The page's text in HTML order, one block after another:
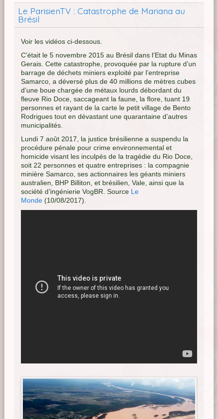
Le ParisienTV : Catastrophe de Mariana au
Brésil
Voir les vidéos ci-dessous.
C'était le 5 novembre 2015 au Brésil dans l’Etat du Minas
Gerais. Cette catastrophe, provoquée par la rupture d’un
barrage de déchets miniers exploité par l’entreprise
Samarco, a déversé plus de 40 millions de mètres cubes
d’une boue chargée de métaux lourds débordant du
fleuve Rio Doce, saccageant la faune, la flore, tuant 19
personnes et rayant de la carte le petit village de Bento
Rodrigues tout en dévastant une quarantaine d’autres
municipalités.
Lundi 7 août 2017, la justice brésilienne a suspendu la
procédure pénale pour crime environnemental et
homicide visant les inculpés de la tragédie du Rio Doce,
soit 22 personnes et quatre entreprises : la compagnie
minière Samarco, ses actionnaires les géants miniers
australien, BHP Billiton, et brésilien, Vale, ainsi que la
société d’ingénierie VogBR. Source Le
Monde(10/08/2017).